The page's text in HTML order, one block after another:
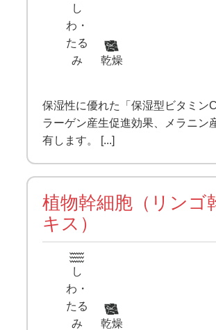
し
わ・
たる
み
乾燥
保湿性に優れた「保湿型ビタミン
ラーゲン産生促進効果、メラニン
有します。 [...]
植物幹細胞（リンゴ
キス）
し
わ・
たる
み
乾燥